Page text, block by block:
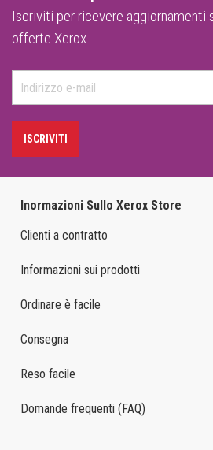
Iscriviti per ricevere aggiornamenti
offerte Xerox
ISCRIVITI
Inormazioni Sullo Xerox Store
Clienti a contratto
Informazioni sui prodotti
Ordinare è facile
Consegna
Reso facile
Domande frequenti (FAQ)